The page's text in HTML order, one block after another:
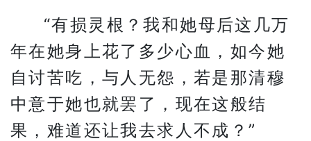
“有损灵根？我和她母后这几万
年在她身上花了多少心血，如今她
自讨苦吃，与人无怨，若是那清穆
中意于她也就罢了，现在这般结
果，难道还让我去求人不成？”